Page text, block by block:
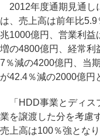
2012年度通期見通し
は、売上高は前年比5.9
兆1000億円、営業利益
増の4800億円、経常利
7％減の4200億円、当
が42.4％減の2000億円
「HDD事業とディス
業を譲渡した分を考慮
売上高は100％強とな